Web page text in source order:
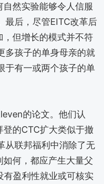
然实验能够令人信服
最后，尽管EITC改革后
，但增长的模式并不符
多孩子的单身母亲的就
于有一或两个孩子的单
的论文。他们认
的CTC扩大类似于撤
从联邦福利中消除了无
何，都应产生大量父
盈利性就业或可核实